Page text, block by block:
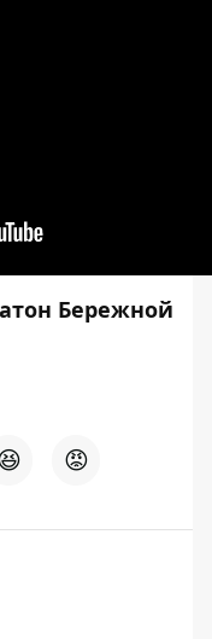
Бережной
😡